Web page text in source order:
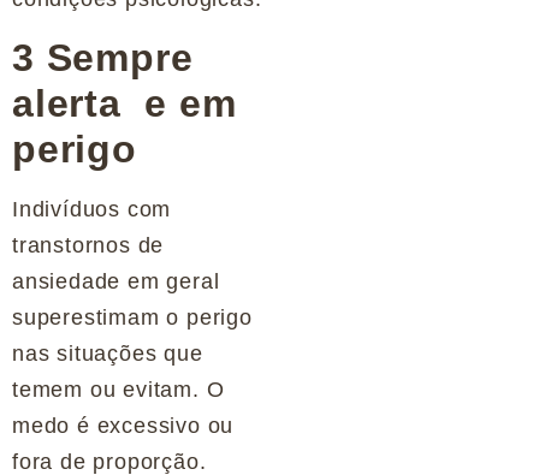
3 Sempre
alerta e em
perigo
Indivíduos com
transtornos de
ansiedade em geral
superestimam o perigo
nas situações que
temem ou evitam. O
medo é excessivo ou
fora de proporção.